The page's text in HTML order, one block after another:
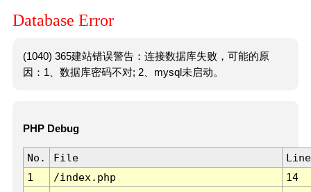
Database Error
(1040) 365建站错误警告：连接数据库失败，可能的原
因：1、数据库密码不对; 2、mysql未启动。
PHP Debug
No. File
Line
1
/index.php 14